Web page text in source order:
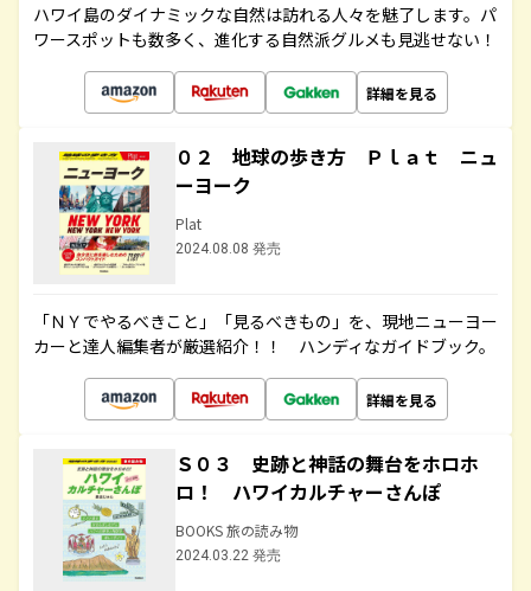
ハワイ島のダイナミックな自然は訪れる人々を魅了します。パ
ワースポットも数多く、進化する自然派グルメも見逃せない！
詳細を見る
０２ 地球の歩き方 Ｐｌａｔ ニュ
ーヨーク
Plat
2024.08.08 発売
「ＮＹでやるべきこと」「見るべきもの」を、現地ニューヨー
カーと達人編集者が厳選紹介！！ ハンディなガイドブック。
詳細を見る
Ｓ０３ 史跡と神話の舞台をホロホ
ロ！ ハワイカルチャーさんぽ
BOOKS 旅の読み物
2024.03.22 発売